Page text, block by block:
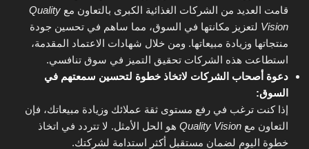
قامت العديد من الشركات الغذائية الكبرى بالتعاون مع Quality
Vision لتعزيز مكانتها في السوق، مما ساهم في تحسين جودة
منتجاتها وزيادة مبيعاتها. ومن خلال شهادات الاعتماد المقدمة،
استطاعت هذه الشركات تحقيق التميز في سوق تنافسي.
دعوة أصحاب الشركات لاتخاذ خطوة لتحسين سمعتهم في
السوق:
إذا كنت ترغب في رفع مستوى ثقة عملائك وزيادة مبيعاتك، فإن
التعاون مع Quality Vision هو الحل الأمثل. لا تتردد في اتخاذ
خطوة اليوم لضمان مستقبل أكثر استدامة لشركتك.